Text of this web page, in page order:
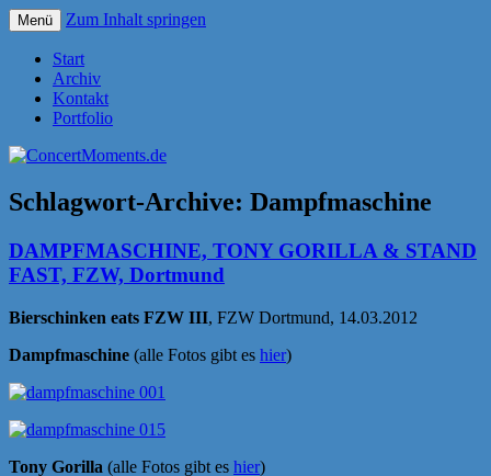
ConcertMoments.de
Menü Zum Inhalt springen
Start
Archiv
Kontakt
Portfolio
Schlagwort-Archive: Dampfmaschine
DAMPFMASCHINE, TONY GORILLA & STAND
FAST, FZW, Dortmund
Bierschinken eats FZW III, FZW Dortmund, 14.03.2012
Dampfmaschine (alle Fotos gibt es hier)
Tony Gorilla (alle Fotos gibt es hier)